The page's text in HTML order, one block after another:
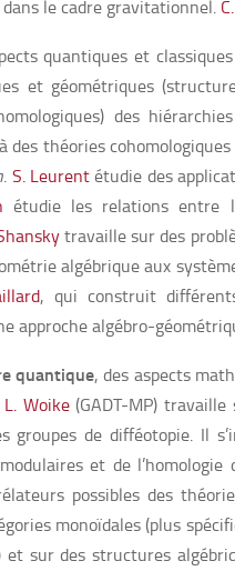
le cadre gravitationnel.
quantiques et
et géométriques
des
théories cohomologiques
. S. Leurentétudie des
étudie les relations entre
travaille sur des
algébrique aux
, qui construit
approche algébro-
quantique, des aspects
L. Woike(GADT-MP) travaille
groupes de difféotopie. Il
et de
possibles des
monoïdales (plus
sur des structures